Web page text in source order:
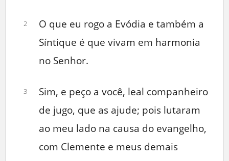
2
O que eu rogo a Evódia e também a
Síntique é que vivam em harmonia
no Senhor.
3
Sim, e peço a você, leal companheiro
de jugo, que as ajude; pois lutaram
ao meu lado na causa do evangelho,
com Clemente e meus demais